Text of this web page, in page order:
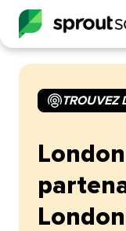
TROUVEZ